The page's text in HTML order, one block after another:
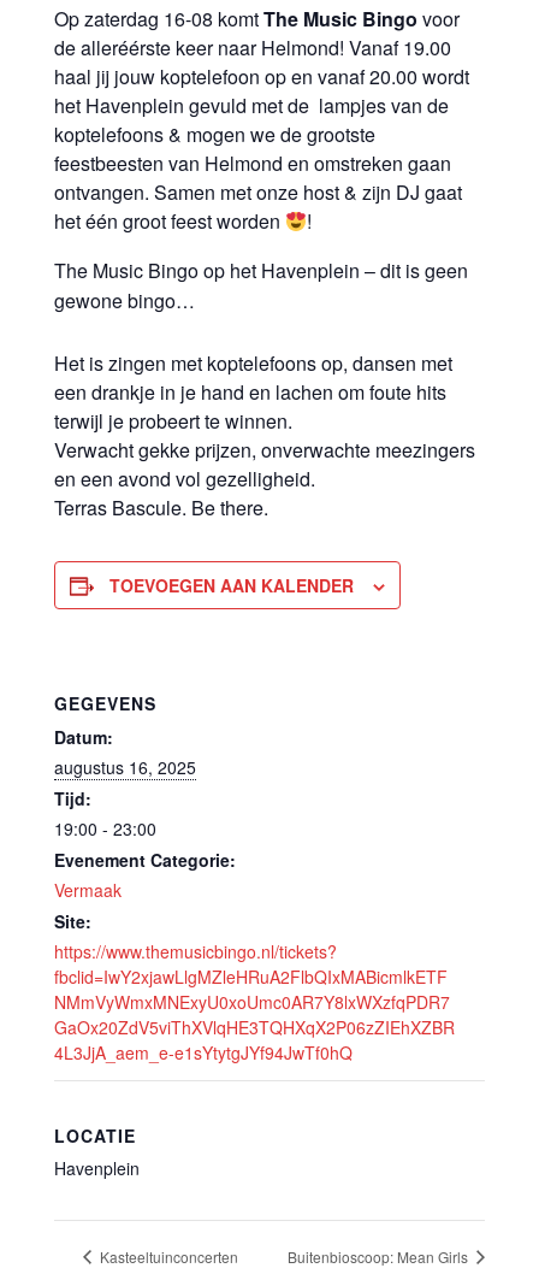
Op zaterdag 16-08 komtThe Music Bingo voor
de alleréérste keer naar Helmond! Vanaf 19.00
haal jij jouw koptelefoon op en vanaf 20.00 wordt
het Havenplein gevuld met de lampjes van de
koptelefoons & mogen we de grootste
feestbeesten van Helmond en omstreken gaan
ontvangen. Samen met onze host & zijn DJ gaat
het één groot feest worden
!
The Music Bingo op het Havenplein – dit is geen
gewone bingo…
Het is zingen met koptelefoons op, dansen met
een drankje in je hand en lachen om foute hits
terwijl je probeert te winnen.
Verwacht gekke prijzen, onverwachte meezingers
en een avond vol gezelligheid.
Terras Bascule. Be there.
TOEVOEGEN AAN KALENDER
GEGEVENS
Datum:
augustus 16, 2025
Tijd:
19:00 - 23:00
Evenement Categorie:
Vermaak
Site:
https://www.themusicbingo.nl/tickets?
fbclid=IwY2xjawLlgMZleHRuA2FlbQIxMABicmlkETF
NMmVyWmxMNExyU0xoUmc0AR7Y8lxWXzfqPDR7
GaOx20ZdV5viThXVlqHE3TQHXqX2P06zZIEhXZBR
4L3JjA_aem_e-e1sYtytgJYf94JwTf0hQ
LOCATIE
Havenplein
Kasteeltuinconcerten Buitenbioscoop: Mean Girls